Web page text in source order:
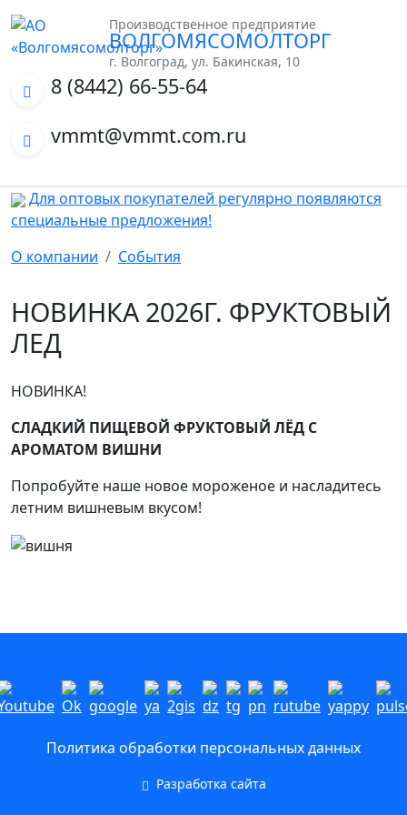
Производственное предприятие
ВОЛГОМЯСОМОЛТОРГ
г. Волгоград, ул. Бакинская, 10
8 (8442) 66-55-64
vmmt@vmmt.com.ru
Для оптовых покупателей регулярно появляются
специальные предложения!
О компании
События
НОВИНКА 2026Г. ФРУКТОВЫЙ
ЛЕД
НОВИНКА!
СЛАДКИЙ ПИЩЕВОЙ ФРУКТОВЫЙ ЛЁД С
АРОМАТОМ ВИШНИ
Попробуйте наше новое мороженое и насладитесь
летним вишневым вкусом!
Политика обработки персональных данных
Разработка сайта